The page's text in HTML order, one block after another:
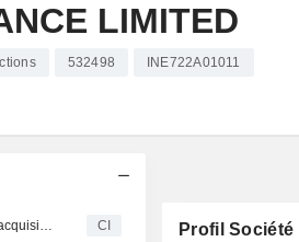
LIMITED
532498 INE722A01011
Shriram Transport Finance Company Limited (BSE:511218) a achevé l'acquisition de Shriram City Union Finance Limited (BSE:532498) auprès de Shriram Capital Limited, Piramal Enterprises Limited (BSE:500302), Dynasty Acquisition (FPI) Ltd. et autres. CI Profil Société